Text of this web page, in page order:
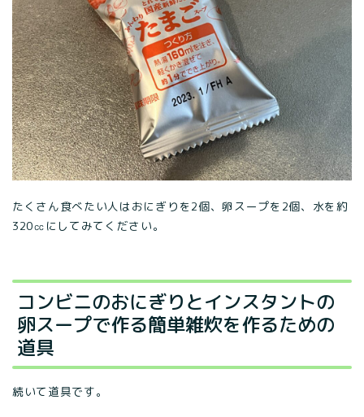
たくさん食べたい人はおにぎりを2個、卵スープを2個、水を約
320㏄にしてみてください。
コンビニのおにぎりとインスタントの
卵スープで作る簡単雑炊を作るための
道具
続いて道具です。